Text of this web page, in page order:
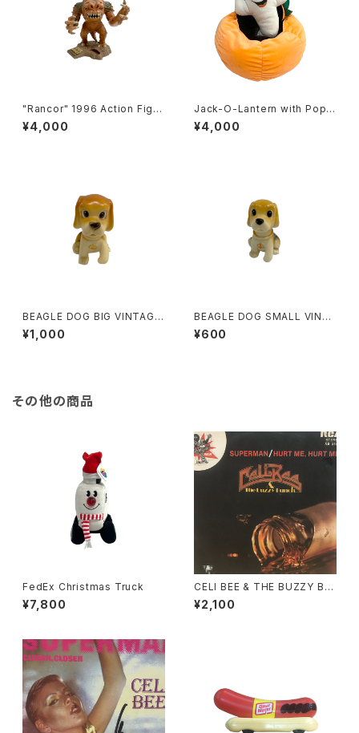
"Rancor" 1996 Action Figur
e ・ STAR WARS ・ "Micro M
achine" Galoob Action Fle
¥4,000
Jack-O-Lantern with Poppi
ng Out Ghost Plush Doll
¥4,000
BEAGLE DOG BIG VINTAGE
NOVERTY
¥1,000
BEAGLE DOG SMALL VINTA
GE NOVERTY
¥600
その他の商品
FedEx Christmas Truck
¥7,800
CELI BEE & THE BUZZY BU
NCH / Superman
¥2,100